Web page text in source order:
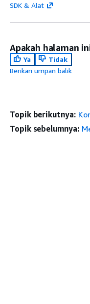
SDK & Alat
Apakah halaman
Ya
Tidak
Berikan umpan balik
Topik berikutnya:
Topik sebelumnya: